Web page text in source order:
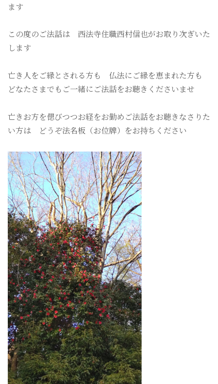
ます
この度のご法話は 西法寺住職西村信也がお取り次ぎいた
します
亡き人をご縁とされる方も 仏法にご縁を恵まれた方も
どなたさまでもご一緒にご法話をお聴きくださいませ
亡きお方を偲びつつお経をお勤めご法話をお聴きなさりた
い方は どうぞ法名板（お位牌）をお持ちください